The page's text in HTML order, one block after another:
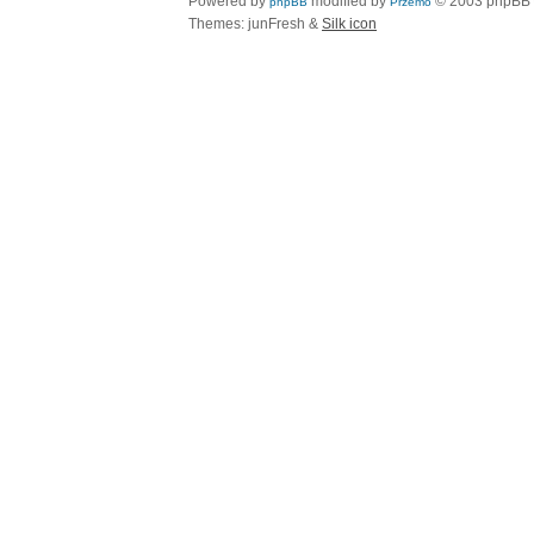
Themes: junFresh & Silk icon